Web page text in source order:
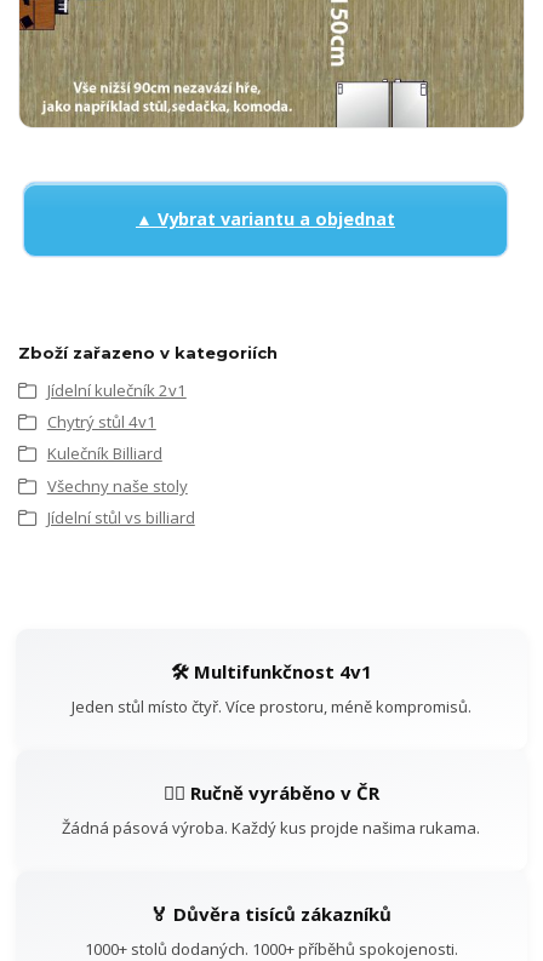
▲ Vybrat variantu a objednat
Zboží zařazeno v kategoriích
Jídelní kulečník 2v1
Chytrý stůl 4v1
Kulečník Billiard
Všechny naše stoly
Jídelní stůl vs billiard
🛠️ Multifunkčnost 4v1
Jeden stůl místo čtyř. Více prostoru, méně kompromisů.
👷‍♂️ Ručně vyráběno v ČR
Žádná pásová výroba. Každý kus projde našima rukama.
🏅 Důvěra tisíců zákazníků
1000+ stolů dodaných. 1000+ příběhů spokojenosti.